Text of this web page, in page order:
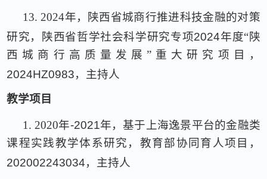
13. 2024年，陕西省城商行推进科技金融的对策
研究，陕西省哲学社会科学研究专项2024年度“陕
西城商行高质量发展”重大研究项目，
2024HZ0983，主持人
教学项目
1. 2020年-2021年，基于上海逸景平台的金融类
课程实践教学体系研究，教育部协同育人项目，
202002243034，主持人